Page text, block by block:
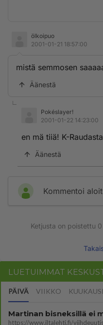
ölkoipuo
2001-01-21 18:57:00
mistä semmosen
Äänestä
Pokéslayer!
2001-01-22 14:23:00
en mä tiiä! K-
Äänestä
Kommentoi
Ketjusta on poistettu 0
LUETUIMMAT
PÄIVÄ VIIKKO KUUKAUSI
Martinan bisneksillä ei